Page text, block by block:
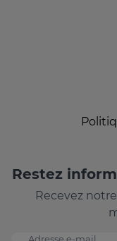
Restez
Recevez